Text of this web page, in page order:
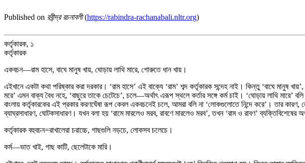
Published on রবীন্দ্র রচনাবলী(https://rabindra-rachanabali.nltr.org)
কর্তৃকারক, ১
কর্তৃকারক
একবচন—রাম হাসে, বাঘে মানুষ খায়, ঘোড়ায় লাথি মারে, গোরুতে ধান খায়।
এইখানে একটা কথা পরিষ্কার করা দরকার। ‘রাম হাসে’ এই বাক্যে ‘রাম’ শব্দ কর্তৃকারক সন্দেহ নাই। কিন্তু ‘বাঘে মানুষ
মরে’ এমন বাক্য বৈধ নহে, ‘বাছুরে তাকে চেটেচে’, চলে—অর্থাৎ এরূপ স্থলে কর্তার সঙ্গে কর্ম চাই। ‘ঘোড়ায় লাথি
বাংলায় কর্তৃকারকের এই প্রকার করণঘেঁষা রূপ কেবল একবচনেই চলে, আমরা বলি না ‘লোকগুলোতে নিন্দে করে’। তার
ব্যাঘ্রসাধারণ, ঘোটকসাধারণ। যখন বলা হয় ‘রামে মারলেও মরব, রাবণে মারলেও মরব’, তখন ‘রাম ও রাবণ’ ব্যক্তিবিশেষের
কর্তৃকারক বহুবচন=রাখালেরা চরাচ্চে, গাছগুলি নড়চে, লোকসব চলেচে।
কর্ম—ভাত খাই, গাছ কাটি, ছেলেটাকে মারি।